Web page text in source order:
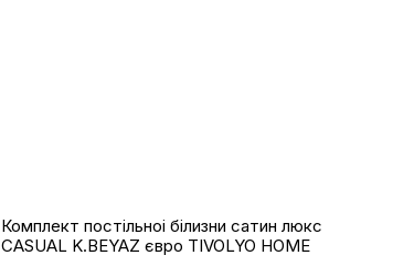
Комплект постільноі білизни сатин люкс
CASUAL K.BEYAZ євро TIVOLYO HOME